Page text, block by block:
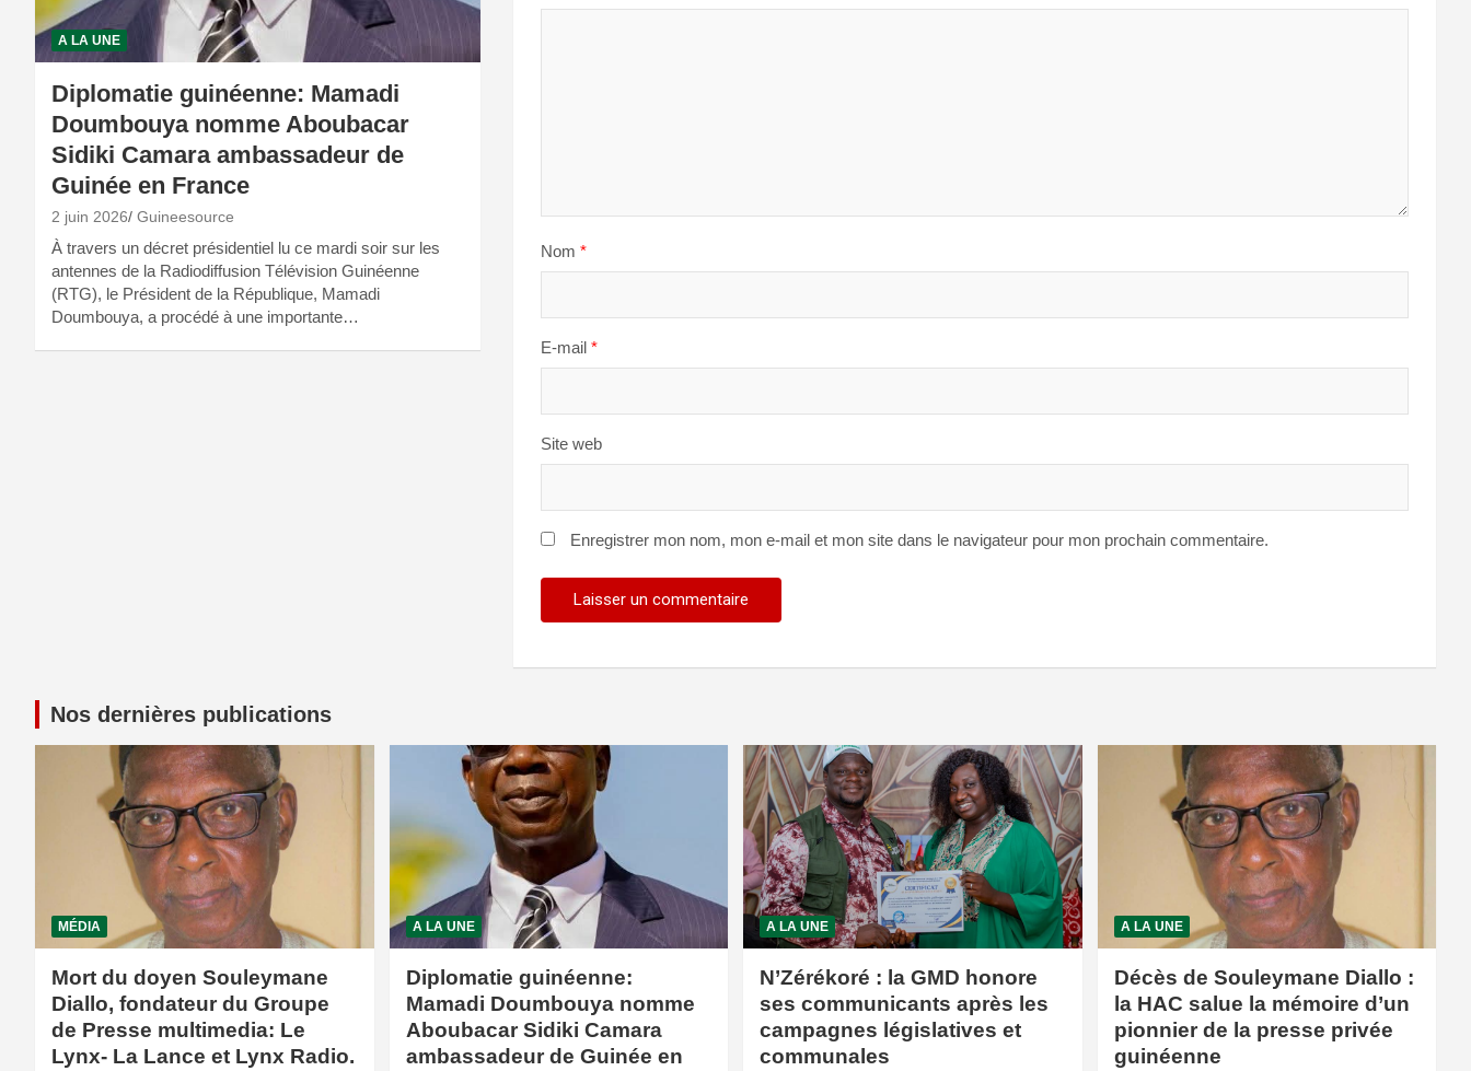
Nom *
E-mail *
Site web
Enregistrer mon nom, mon e-mail et mon site dans le navigateur pour mon prochain commentaire.
A LA UNE
Diplomatie guinéenne: Mamadi
Doumbouya nomme Aboubacar
Sidiki Camara ambassadeur de
Guinée en France
2 juin 2026 Guineesource
À travers un décret présidentiel lu ce mardi soir sur les
antennes de la Radiodiffusion Télévision Guinéenne
(RTG), le Président de la République, Mamadi
Doumbouya, a procédé à une importante…
Nos dernières publications
MÉDIA
Mort du doyen Souleymane
Diallo, fondateur du Groupe
de Presse multimedia: Le
Lynx- La Lance et Lynx Radio.
A LA UNE
Diplomatie guinéenne:
Mamadi Doumbouya nomme
Aboubacar Sidiki Camara
ambassadeur de Guinée en
A LA UNE
N’Zérékoré : la GMD honore
ses communicants après les
campagnes législatives et
communales
A LA UNE
Décès de Souleymane Diallo :
la HAC salue la mémoire d’un
pionnier de la presse privée
guinéenne